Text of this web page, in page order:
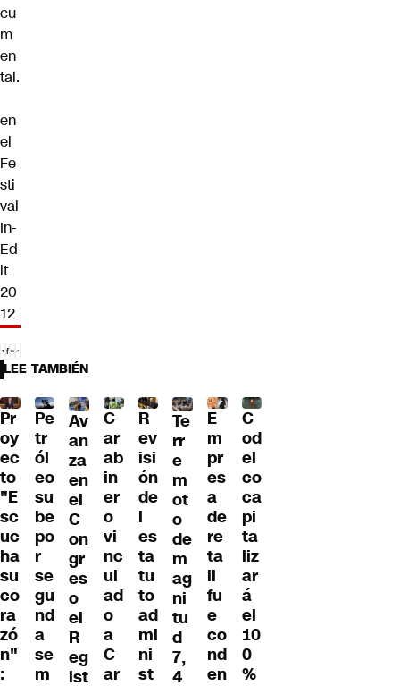
cu
m
en
tal.
en
el
Fe
sti
val
In-
Ed
it
20
12
LEE TAMBIÉN
Pr
oy
ec
to
"E
sc
uc
ha
su
co
ra
zó
n"
:
Pe
tr
ól
eo
su
be
po
r
se
gu
nd
a
se
m
Av
an
za
en
el
C
on
gr
es
o
el
R
eg
ist
C
ar
ab
in
er
o
vi
nc
ul
ad
o
a
C
ar
R
ev
isi
ón
de
l
es
ta
tu
to
ad
mi
ni
st
Te
rr
e
m
ot
o
de
m
ag
ni
tu
d
7,
4
E
m
pr
es
a
de
re
ta
il
fu
e
co
nd
en
C
od
el
co
ca
pi
ta
liz
ar
á
el
10
0
%